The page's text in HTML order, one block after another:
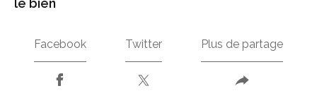
le bien
Facebook Twitter Plus de partage